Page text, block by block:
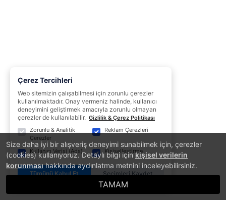
Size daha iyi bir alışveriş deneyimi sunabilmek için, çerezler
(cookies) kullanıyoruz. Detaylı bilgi içinkişisel verilerin
korunmasıhakkında aydınlatma metnini inceleyebilirsiniz.
TAMAM
Çerez Tercihleri
Web sitemizin çalışabilmesi için zorunlu çerezler
kullanılmaktadır. Onay vermeniz halinde, kullanıcı
deneyimini geliştirmek amacıyla zorunlu olmayan
çerezler de kullanılabilir. Gizlilik & Çerez Politikası
Zorunlu & Analitik
Çerezler
Reklam Çerezleri
Kullanıcı Verisi (Ads) Kişiselleştirme
Tümünü Kabul Et Seçimleri Kaydet